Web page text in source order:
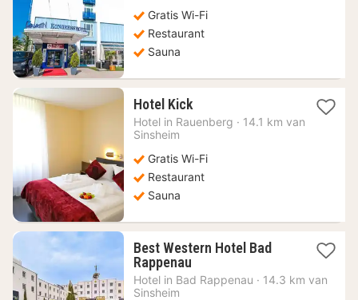
Gratis Wi-Fi
Restaurant
Sauna
Hotel Kick1
nacht
€
Hotel in Rauenberg · 14.1 km van
Sinsheim
Gratis Wi-Fi
Restaurant
Sauna
Best Western Hotel Bad
Rappenau1
nacht
vanaf
Hotel in Bad Rappenau · 14.3 km van
Sinsheim